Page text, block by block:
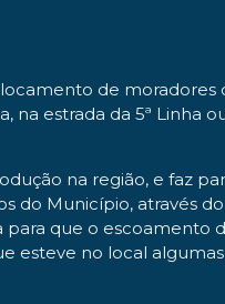
de moradores
estrada da 5ª Linha
na região, e faz
do Município, através
que o escoamento
esteve no local